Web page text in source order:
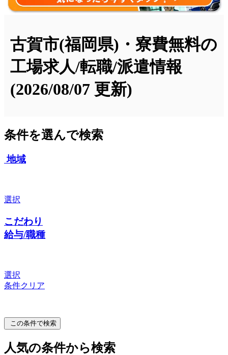
古賀市(福岡県)・寮費無料の
工場求人/転職/派遣情報
(2026/08/07 更新)
条件を選んで検索
地域
選択
こだわり
給与/職種
選択
条件クリア
この条件で検索
人気の条件から検索